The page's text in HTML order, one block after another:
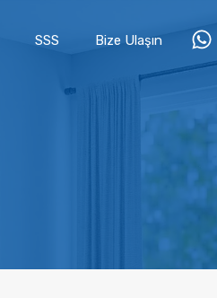
SSS Bize Ulaşın